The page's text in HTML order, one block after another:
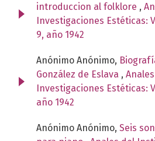
introduccion al folklore ,
Investigaciones Estéticas:
9, año 1942
Anónimo Anónimo,
González de Eslava ,
Investigaciones Estéticas:
año 1942
Anónimo Anónimo, Seis